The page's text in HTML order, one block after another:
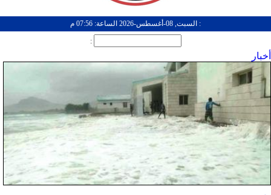
: السبت, 08-أغسطس-2026 الساعة: 07:56 م
:
أخبار